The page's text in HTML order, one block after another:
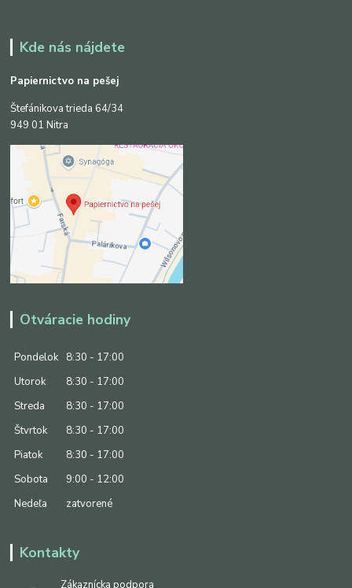
Kde nás nájdete
Papiernictvo na pešej
Štefánikova trieda 64/34
949 01 Nitra
Otváracie hodiny
Pondelok
8:30 - 17:00
Utorok
8:30 - 17:00
Streda
8:30 - 17:00
Štvrtok
8:30 - 17:00
Piatok
8:30 - 17:00
Sobota
9:00 - 12:00
Nedeľa
zatvorené
Kontakty
Zákaznícka podpora